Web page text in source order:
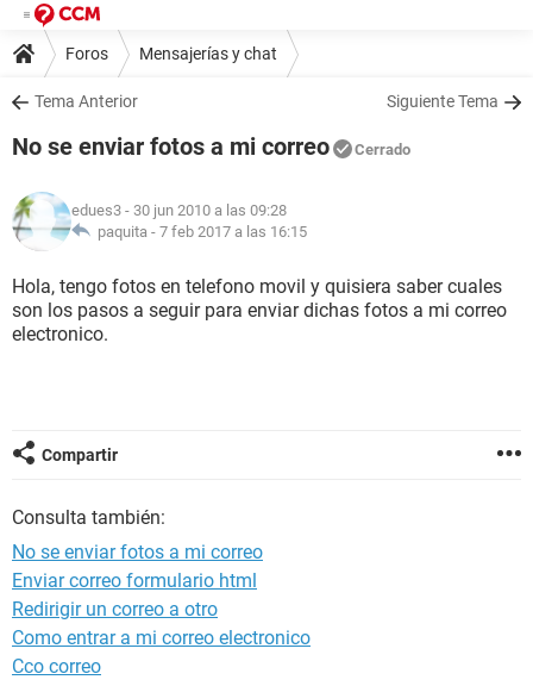
Foros Mensajerías y chat
Tema Anterior Siguiente Tema
No se enviar fotos a mi correo Cerrado
edues3 - 30 jun 2010 a las 09:28
paquita - 7 feb 2017 a las 16:15
Hola, tengo fotos en telefono movil y quisiera saber cuales
son los pasos a seguir para enviar dichas fotos a mi correo
electronico.
Compartir
Consulta también:
No se enviar fotos a mi correo
Enviar correo formulario html
Redirigir un correo a otro
Como entrar a mi correo electronico
Cco correo